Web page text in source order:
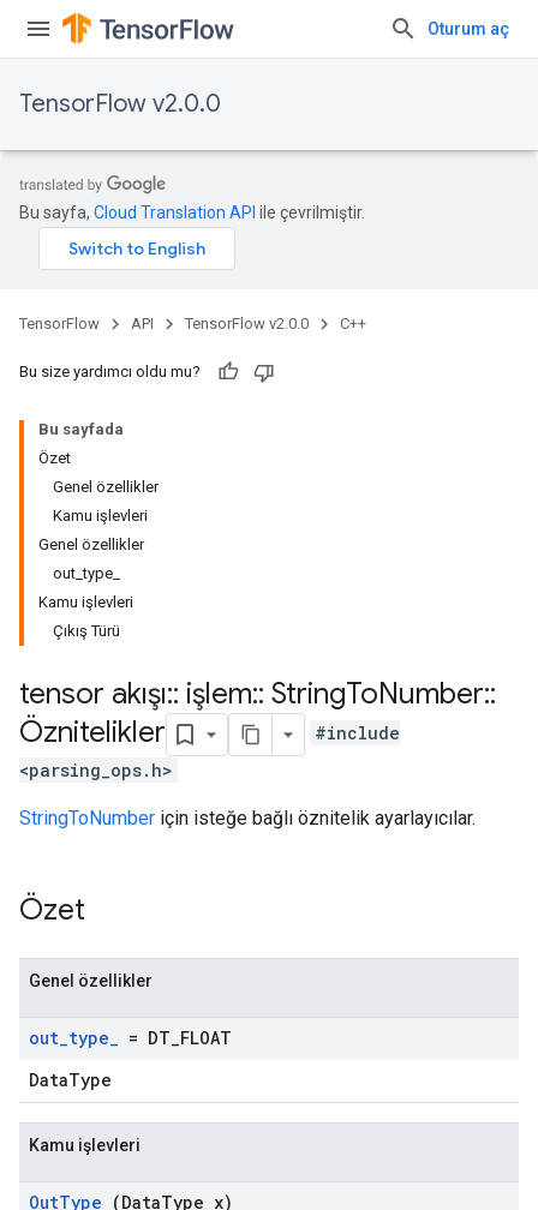
Oturum aç
TensorFlow v2.0.0
Bu sayfa, Cloud Translation API ile çevrilmiştir.
TensorFlow API TensorFlow v2.0.0 C++
Bu size yardımcı oldu mu?
Bu sayfada
Özet
Genel özellikler
Kamu işlevleri
Genel özellikler
out_type_
Kamu işlevleri
Çıkış Türü
tensor akışı:: işlem:: StringToNumber::
Öznitelikler
#include
<parsing_ops.h>
StringToNumber için isteğe bağlı öznitelik ayarlayıcılar.
Özet
Genel özellikler
out_type_ = DT FLOAT
DataType
Kamu işlevleri
OutType (DataType x)